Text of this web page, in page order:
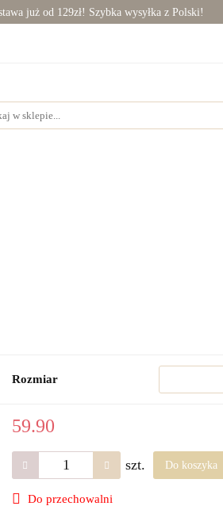
już od 129zł! Szybka wysyłka z Polski!
86) Junior (92-140) Wyprawka
Rozmiar
59.90
szt. Do koszyka
Do przechowalni